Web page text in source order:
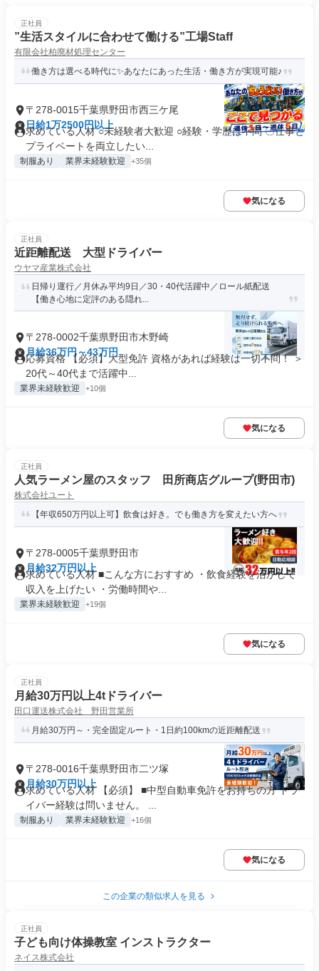
正社員
”生活スタイルに合わせて働ける”工場Staff
有限会社柏廃材処理センター
働き方は選べる時代に✨あなたにあった生活・働き方が実現可能♪
〒278-0015千葉県野田市西三ケ尾
日給1万2500円以上
求めている人材 ○未経験者大歓迎 ○経験・学歴は不問 〇仕事と
プライベートを両立したい...
制服あり 業界未経験歓迎 +35個
気になる
正社員
近距離配送 大型ドライバー
ウヤマ産業株式会社
日帰り運行／月休み平均9日／30・40代活躍中／ロール紙配送
【働き心地に定評のある隠れ...
〒278-0002千葉県野田市木野崎
月給36万円～43万円
応募資格 【必須】大型免許 資格があれば経験は一切不問！ ＞
20代～40代まで活躍中...
業界未経験歓迎 +10個
気になる
正社員
人気ラーメン屋のスタッフ 田所商店グループ(野田市)
株式会社ユート
【年収650万円以上可】飲食は好き。でも働き方を変えたい方へ
〒278-0005千葉県野田市
月給32万円以上
求めている人材 ■こんな方におすすめ ・飲食経験を活かして
収入を上げたい ・労働時間や...
業界未経験歓迎 +19個
気になる
正社員
月給30万円以上4tドライバー
田口運送株式会社 野田営業所
月給30万円～・完全固定ルート・1日約100kmの近距離配送
〒278-0016千葉県野田市二ツ塚
月給30万円以上
求めている人材 【必須】 ■中型自動車免許をお持ちの方 ドラ
イバー経験は問いません。 ...
制服あり 業界未経験歓迎 +16個
気になる
この企業の類似求人を見る
正社員
子ども向け体操教室 インストラクター
ネイス株式会社